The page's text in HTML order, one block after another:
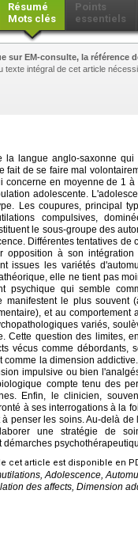
Résumé
Mots clés
Points
essentiels
sur EM-consulte, la référence
texte intégral de cet article
la langue anglo-saxonne
fait de se faire mal
concerne en moyenne de 1
adolescente.
Les coupures, principal
compulsives,
le sous-groupe des
Différentes tentatives
opposition à son
issues les variétés
elle ne tient pas
psychique qui semble
manifestent le plus
et au comportement
variés,
Cette question des limites,
vécus comme débordants,
comme la dimension
impulsive ou bien
compte tenu des
Enfin, le clinicien,
à ses interrogations à la
à penser les soins. Au-delà
une stratégie de
démarches
cet article est disponible en
Adolescence,
des affects, Dimension